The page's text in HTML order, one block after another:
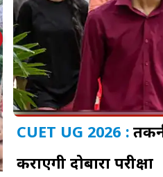
CUET UG 2026 :
कराएगी दोबारा परीक्षा